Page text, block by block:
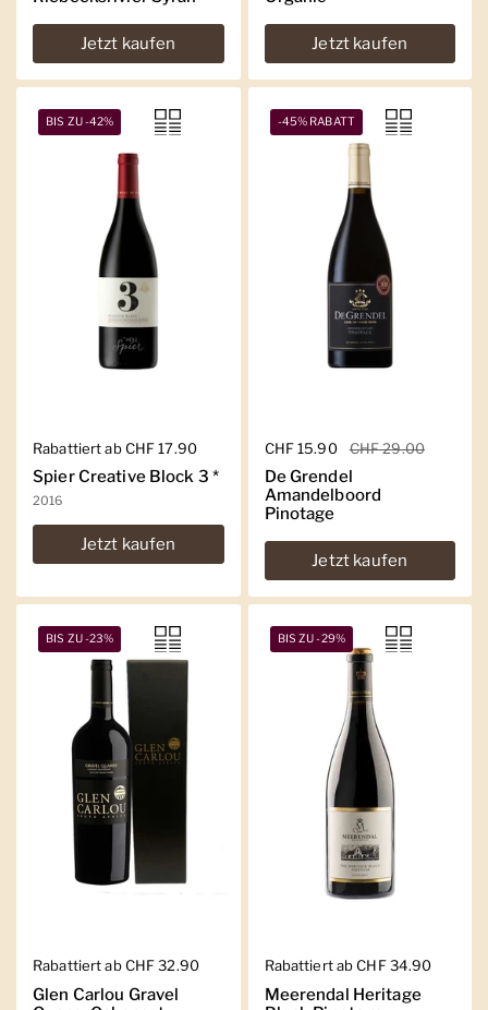
Jetzt kaufen Jetzt kaufen
Regulärer Preis
Rabattiert ab CHF 17.90
Spier Creative Block 3 *
2016
Jetzt kaufen
BIS ZU -42%
Regulärer Preis
CHF 15.90 Sale-Preis
CHF 29.00
De Grendel
Amandelboord
Pinotage
Jetzt kaufen
-45% RABATT
Regulärer Preis
Rabattiert ab CHF 32.90
Glen Carlou Gravel
BIS ZU -23%
Regulärer Preis
Rabattiert ab CHF 34.90
Meerendal Heritage
BIS ZU -29%